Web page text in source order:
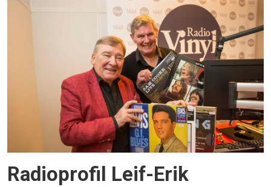
Tag:
vinyl
Radioprofil Leif-Erik